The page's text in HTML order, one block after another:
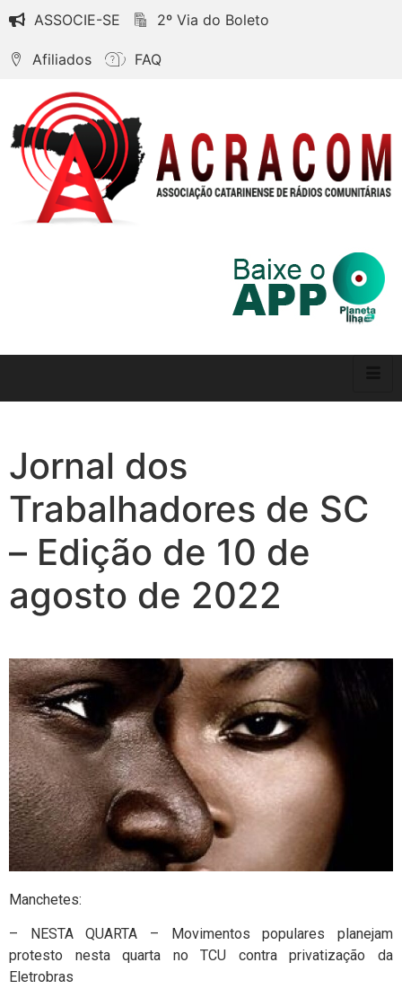
ASSOCIE-SE 2º Via do Boleto
Afiliados FAQ
Jornal dos
Trabalhadores de SC
– Edição de 10 de
agosto de 2022
Manchetes:
– NESTA QUARTA – Movimentos populares planejam
protesto nesta quarta no TCU contra privatização da
Eletrobras